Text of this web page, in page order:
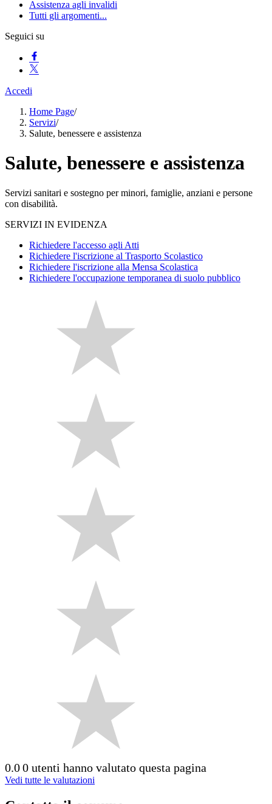
Assistenza agli invalidi
Tutti gli argomenti...
Seguici su
Accedi
Home Page/
Servizi/
Salute, benessere e assistenza
Salute, benessere e assistenza
Servizi sanitari e sostegno per minori, famiglie, anziani e persone
con disabilità.
SERVIZI IN EVIDENZA
Richiedere l'accesso agli Atti
Richiedere l'iscrizione al Trasporto Scolastico
Richiedere l'iscrizione alla Mensa Scolastica
Richiedere l'occupazione temporanea di suolo pubblico
0.00 utenti hanno valutato questa pagina
Vedi tutte le valutazioni